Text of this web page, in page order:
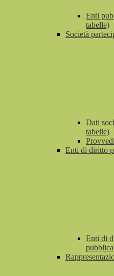
Enti
tabelle)
Società
Dati
tabelle)
Enti di diritto
Enti di